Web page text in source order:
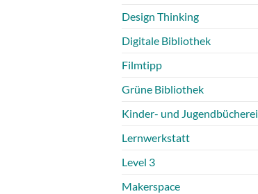
Design Thinking
Digitale Bibliothek
Filmtipp
Grüne Bibliothek
Kinder- und Jugendbücherei
Lernwerkstatt
Level 3
Makerspace